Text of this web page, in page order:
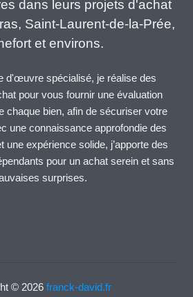
dans leurs projets d'achat
Saint-Laurent-de-la-Prée,
et environs.
d'œuvre spécialisé, je réalise des
pour vous fournir une évaluation
chaque bien, afin de sécuriser votre
une connaissance approfondie des
une expérience solide, j’apporte des
pour un achat serein et sans
surprises.
© 2026 franck-david.fr